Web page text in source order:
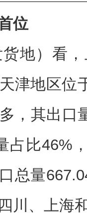
位
地）看
津地区位
，其出口
占比46%
总量
川、上海